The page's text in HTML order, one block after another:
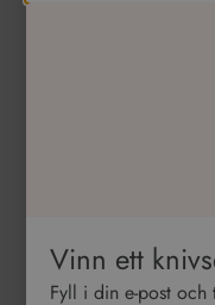
Vinn ett
Fyll i din e-post och